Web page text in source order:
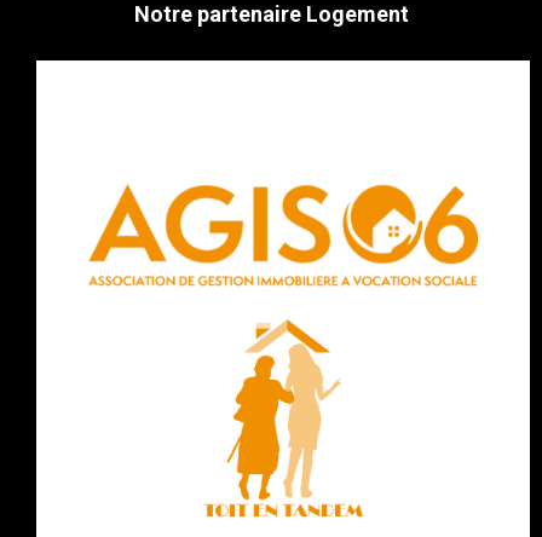
Notre partenaire Logement